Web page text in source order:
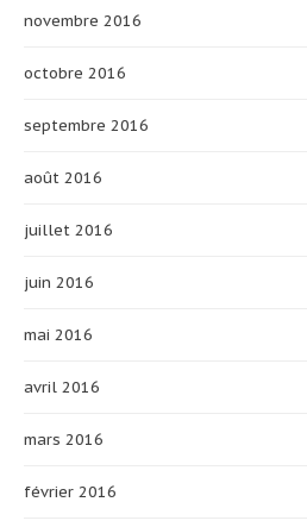
novembre 2016
octobre 2016
septembre 2016
août 2016
juillet 2016
juin 2016
mai 2016
avril 2016
mars 2016
février 2016